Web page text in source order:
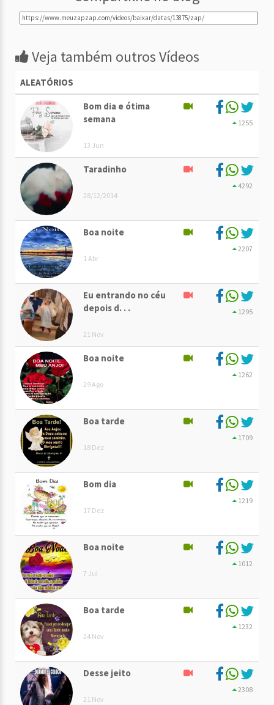
Veja também outros Vídeos
ALEATÓRIOS
Bom dia e ótima
semana
13 Jun
1255
Taradinho
28/12/2014
4292
Boa noite
1 Abr
2207
Eu entrando no céu
depois d. . .
21 Nov
1295
Boa noite
29 Ago
1262
Boa tarde
18 Dez
1709
Bom dia
17 Dez
1219
Boa noite
7 Jul
1012
Boa tarde
24 Nov
1232
Desse jeito
21 Nov
2308